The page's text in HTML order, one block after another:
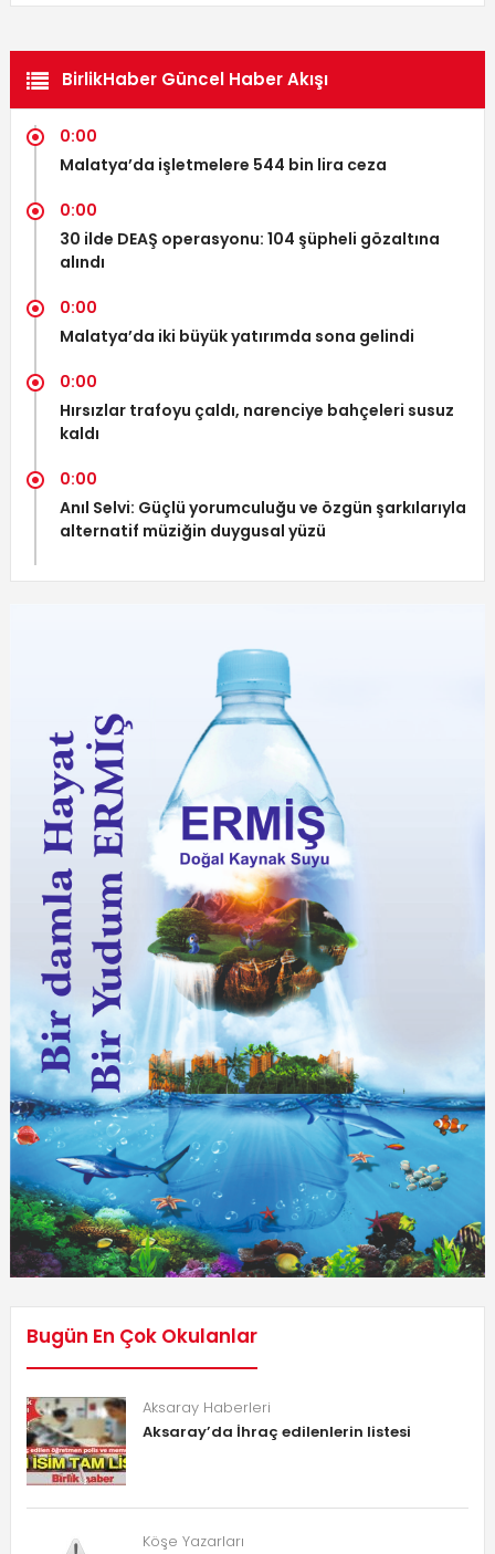
BirlikHaber Güncel Haber Akışı
0:00
Malatya’da işletmelere 544 bin lira ceza
0:00
30 ilde DEAŞ operasyonu: 104 şüpheli gözaltına
alındı
0:00
Malatya’da iki büyük yatırımda sona gelindi
0:00
Hırsızlar trafoyu çaldı, narenciye bahçeleri susuz
kaldı
0:00
Anıl Selvi: Güçlü yorumculuğu ve özgün şarkılarıyla
alternatif müziğin duygusal yüzü
Bugün En Çok Okulanlar
Aksaray Haberleri
Aksaray’da İhraç edilenlerin listesi
Köşe Yazarları